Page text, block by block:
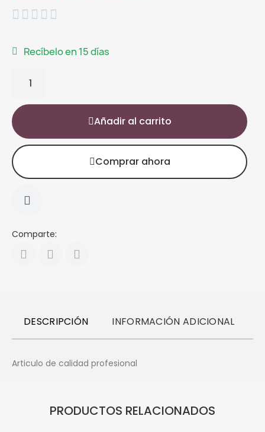
    
Recíbelo en 15 días
Añadir al carrito
Comprar ahora
Comparte:
DESCRIPCIÓN INFORMACIÓN ADICIONAL
Articulo de calidad profesional
PRODUCTOS RELACIONADOS